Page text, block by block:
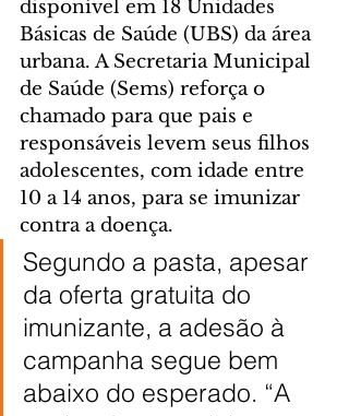
disponível em 18 Unidades
Básicas de Saúde (UBS) da área
urbana. A Secretaria Municipal
de Saúde (Sems) reforça o
chamado para que pais e
responsáveis levem seus filhos
adolescentes, com idade entre
10 a 14 anos, para se imunizar
contra a doença.
Segundo a pasta, apesar
da oferta gratuita do
imunizante, a adesão à
campanha segue bem
abaixo do esperado. “A